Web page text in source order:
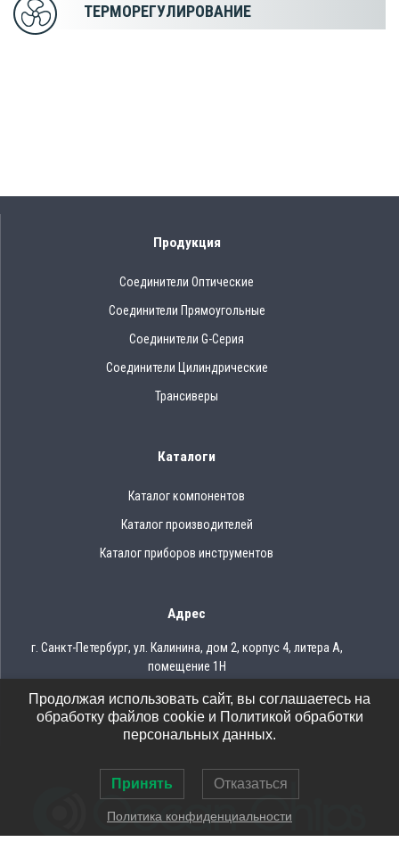
ТЕРМОРЕГУЛИРОВАНИЕ
Продукция
Соединители Оптические
Соединители Прямоугольные
Соединители G-Серия
Соединители Цилиндрические
Трансиверы
Каталоги
Каталог компонентов
Каталог производителей
Каталог приборов инструментов
Адрес
г. Санкт-Петербург, ул. Калинина, дом 2, корпус 4, литера А,
помещение 1Н
Тел.: 8 (812) 309-75-97
Email: ocean@oceanchips.ru
Продолжая использовать сайт, вы соглашаетесь на
обработку файлов cookie и Политикой обработки
персональных данных.
Принять Отказаться
Политика конфиденциальности